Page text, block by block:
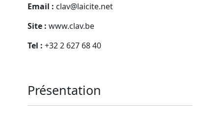
Email : clav@laicite.net
Site : www.clav.be
Tel : +32 2 627 68 40
Présentation